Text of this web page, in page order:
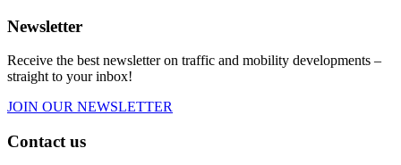
Newsletter
Receive the best newsletter on traffic and mobility developments –
straight to your inbox!
JOIN OUR NEWSLETTER
Contact us